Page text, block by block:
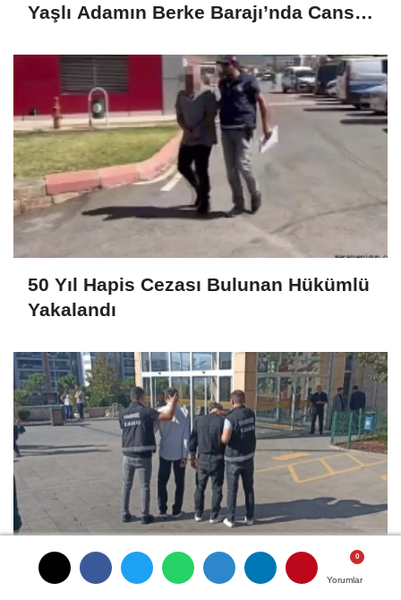
Yorumlar
Yorumlar
Yorumlar
Yaşlı Adamın Berke Barajı’nda Cansız
50 Yıl Hapis Cezası Bulunan Hükümlü
Yakalandı
Kahramanmaraş'ta Uyuşturucu
Yorumlar